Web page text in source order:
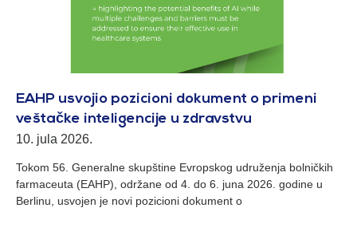
EAHP usvojio pozicioni dokument o primeni
veštačke inteligencije u zdravstvu
10. jula 2026.
Tokom 56. Generalne skupštine Evropskog udruženja bolničkih
farmaceuta (EAHP), održane od 4. do 6. juna 2026. godine u
Berlinu, usvojen je novi pozicioni dokument o